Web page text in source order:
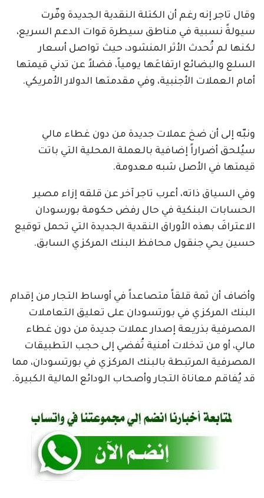
وقال تاجر إنه رغم أن الكتلة النقدية الجديدة وفّرت
سيولةً نسبية في مناطق سيطرة قوات الدعم السريع،
لكنها لم تُحدث الأثر المنشود، حيث تواصل أسعار
السلع والبضائع ارتفاعَها يومياً، فضلاً عن تدني قيمتها
أمام العملات الأجنبية، وفي مقدمتها الدولار الأمريكي.
ونبّه إلى أن ضخ عملات جديدة من دون غطاء مالي
سيُلحق أضراراً إضافية بالعملة المحلية التي باتت
قيمتها في الأصل شبه معدومة.
وفي السياق ذاته، أعرب تاجر آخر عن قلقه إزاء مصير
الحسابات البنكية في حال رفض حكومة بورسودان
الاعترافَ بهذه الأوراق النقدية الجديدة التي تحمل توقيع
حسين يحي جنقول محافظ البنك المركزي السابق.
وأضاف أن ثمة قلقاً متصاعداً في أوساط التجار من إقدام
البنك المركزي في بورتسودان على تعليق التعاملات
المصرفية بذريعة إصدار عملات جديدة من دون غطاء
مالي، أو من تدخلات أمنية تُفضي إلى حجب التطبيقات
المصرفية المرتبطة بالبنك المركزي في بورتسودان، مما
قد يُفاقم معاناة التجار وأصحاب الودائع المالية الكبيرة.